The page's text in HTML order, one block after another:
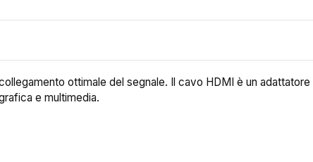
ottimale del segnale. Il cavo HDMI è un
e multimedia.